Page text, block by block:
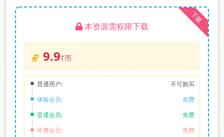
下载
本资源需权限下载
9.9T币
普通用户:
不可购买
体验会员:
免费
普通会员:
免费
年费会员:
免费